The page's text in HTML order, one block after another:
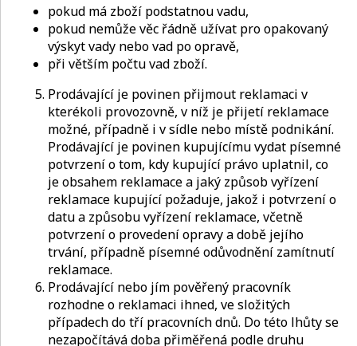
pokud má zboží podstatnou vadu,
pokud nemůže věc řádně užívat pro opakovaný
výskyt vady nebo vad po opravě,
při větším počtu vad zboží.
Prodávající je povinen přijmout reklamaci v
kterékoli provozovně, v níž je přijetí reklamace
možné, případně i v sídle nebo místě podnikání.
Prodávající je povinen kupujícímu vydat písemné
potvrzení o tom, kdy kupující právo uplatnil, co
je obsahem reklamace a jaký způsob vyřízení
reklamace kupující požaduje, jakož i potvrzení o
datu a způsobu vyřízení reklamace, včetně
potvrzení o provedení opravy a době jejího
trvání, případně písemné odůvodnění zamítnutí
reklamace.
Prodávající nebo jím pověřený pracovník
rozhodne o reklamaci ihned, ve složitých
případech do tří pracovních dnů. Do této lhůty se
nezapočítává doba přiměřená podle druhu